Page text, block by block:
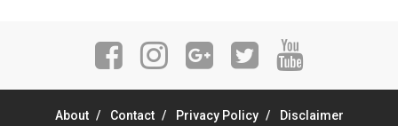
About Contact Privacy Policy Disclaimer